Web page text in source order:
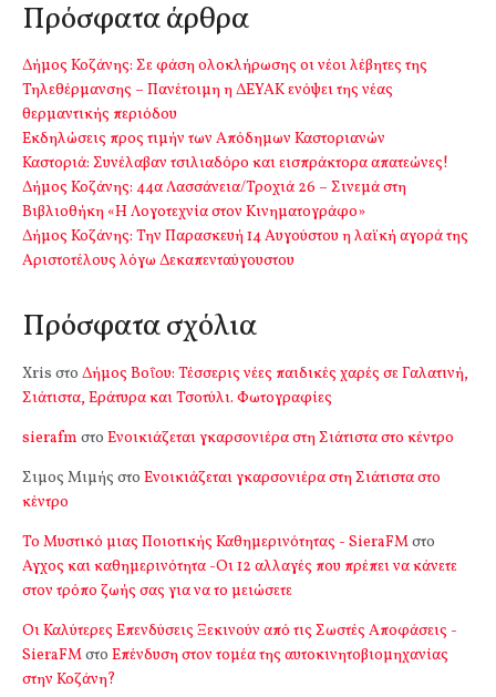
Πρόσφατα άρθρα
Δήμος Κοζάνης: Σε φάση ολοκλήρωσης οι νέοι λέβητες της
Τηλεθέρμανσης – Πανέτοιμη η ΔΕΥΑΚ ενόψει της νέας
θερμαντικής περιόδου
Εκδηλώσεις προς τιμήν των Απόδημων Καστοριανών
Καστοριά: Συνέλαβαν τσιλιαδόρο και εισπράκτορα απατεώνες!
Δήμος Κοζάνης: 44α Λασσάνεια/Τροχιά 26 – Σινεμά στη
Βιβλιοθήκη «Η Λογοτεχνία στον Κινηματογράφο»
Δήμος Κοζάνης: Την Παρασκευή 14 Αυγούστου η λαϊκή αγορά της
Αριστοτέλους λόγω Δεκαπενταύγουστου
Πρόσφατα σχόλια
Xris στο Δήμος Βοΐου: Τέσσερις νέες παιδικές χαρές σε Γαλατινή,
Σιάτιστα, Εράτυρα και Τσοτύλι. Φωτογραφίες
sierafm στο Ενοικιάζεται γκαρσονιέρα στη Σιάτιστα στο κέντρο
Σιμος Μιμής στο Ενοικιάζεται γκαρσονιέρα στη Σιάτιστα στο
κέντρο
Το Μυστικό μιας Ποιοτικής Καθημερινότητας - SieraFMστο
Αγχος και καθημερινότητα -Οι 12 αλλαγές που πρέπει να κάνετε
στον τρόπο ζωής σας για να το μειώσετε
Οι Καλύτερες Επενδύσεις Ξεκινούν από τις Σωστές Αποφάσεις -
SieraFMστο Επένδυση στον τομέα της αυτοκινητοβιομηχανίας
στην Κοζάνη?